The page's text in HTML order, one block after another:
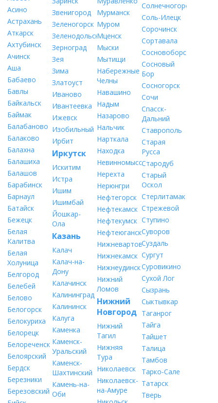
Асино
Астрахань
Аткарск
Ахтубинск
Ачинск
Аша
Бабаево
Бавлы
Байкальск
Баймак
Балабаново
Балаково
Балахна
Балашиха
Балашов
Барабинск
Барнаул
Батайск
Бежецк
Белая
Калитва
Белая
Холуница
Белгород
Белебей
Белово
Белогорск
Белокуриха
Белорецк
Белореченск
Белоярский
Бердск
Березники
Березовский
Звенигород
Зеленогорск
Зеленодольск
Зерноград
Зея
Зима
Златоуст
Иваново
Ивантеевка
Ижевск
Изобильный
Ирбит
Иркутск
Искитим
Истра
Ишим
Ишимбай
Йошкар-
Ола
Казань
Калач
Калач-на-
Дону
Калачинск
Калининград
Калининск
Калуга
Каменка
Каменск-
Уральский
Каменск-
Шахтинский
Камень-на-
Оби
Мурманск
Муром
Мценск
Мыски
Мытищи
Набережные
Челны
Навашино
Надым
Назарово
Нальчик
Нарткала
Находка
Невинномысск
Нерехта
Нерюнгри
Нефтегорск
Нефтекамск
Нефтекумск
Нефтеюганск
Нижневартовск
Нижнекамск
Нижнеудинск
Нижний
Ломов
Нижний
Новгород
Нижний
Тагил
Нижняя
Тура
Николаевск
Николаевск-
на-Амуре
Солнечногорск
Соль-Илецк
Сорочинск
Сортавала
Сосновоборск
Сосновый
Бор
Сосногорск
Сочи
Спасск-
Дальний
Ставрополь
Старая
Русса
Стародуб
Старый
Оскол
Стерлитамак
Стрежевой
Ступино
Суворов
Суздаль
Сургут
Суровикино
Сухой Лог
Сызрань
Сыктывкар
Таганрог
Тайга
Тайшет
Талица
Тамбов
Тарко-Сале
Татарск
Тверь